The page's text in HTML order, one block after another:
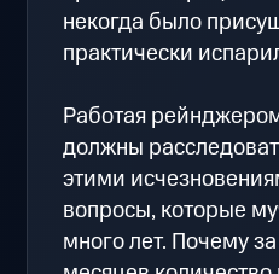
некогда было
практически
Работая
должны
этими
вопросы, которые
много лет. Почему